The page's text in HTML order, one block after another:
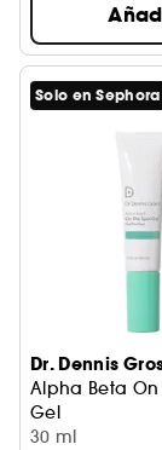
Solo en Sephora
Dr. Dennis
Alpha Beta On
Gel
Gel Purificante
30 ml